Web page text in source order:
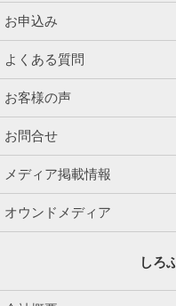
お申込み
よくある質問
お客様の声
お問合せ
メディア掲載情報
オウンドメディア
しろ